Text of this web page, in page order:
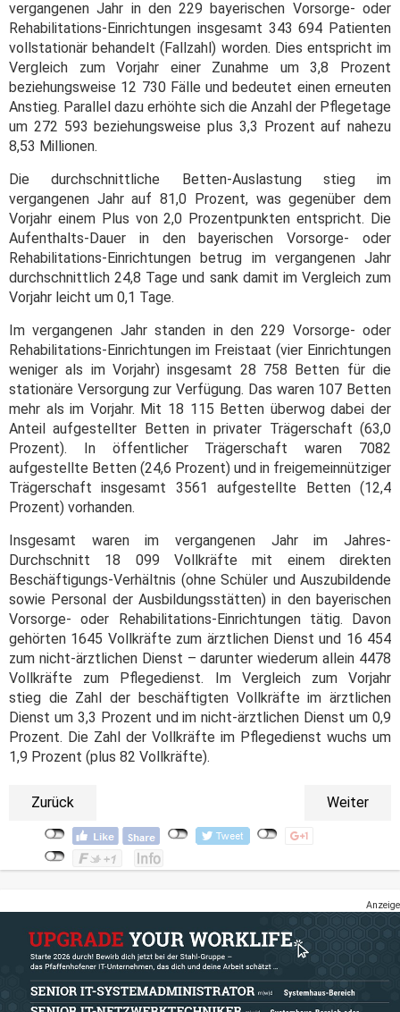
vergangenen Jahr in den 229 bayerischen Vorsorge- oder
Rehabilitations-Einrichtungen insgesamt 343 694 Patienten
vollstationär behandelt (Fallzahl) worden. Dies entspricht im
Vergleich zum Vorjahr einer Zunahme um 3,8 Prozent
beziehungsweise 12 730 Fälle und bedeutet einen erneuten
Anstieg. Parallel dazu erhöhte sich die Anzahl der Pflegetage
um 272 593 beziehungsweise plus 3,3 Prozent auf nahezu
8,53 Millionen.
Die durchschnittliche Betten-Auslastung stieg im
vergangenen Jahr auf 81,0 Prozent, was gegenüber dem
Vorjahr einem Plus von 2,0 Prozentpunkten entspricht. Die
Aufenthalts-Dauer in den bayerischen Vorsorge- oder
Rehabilitations-Einrichtungen betrug im vergangenen Jahr
durchschnittlich 24,8 Tage und sank damit im Vergleich zum
Vorjahr leicht um 0,1 Tage.
Im vergangenen Jahr standen in den 229 Vorsorge- oder
Rehabilitations-Einrichtungen im Freistaat (vier Einrichtungen
weniger als im Vorjahr) insgesamt 28 758 Betten für die
stationäre Versorgung zur Verfügung. Das waren 107 Betten
mehr als im Vorjahr. Mit 18 115 Betten überwog dabei der
Anteil aufgestellter Betten in privater Trägerschaft (63,0
Prozent). In öffentlicher Trägerschaft waren 7082
aufgestellte Betten (24,6 Prozent) und in freigemeinnütziger
Trägerschaft insgesamt 3561 aufgestellte Betten (12,4
Prozent) vorhanden.
Insgesamt waren im vergangenen Jahr im Jahres-
Durchschnitt 18 099 Vollkräfte mit einem direkten
Beschäftigungs-Verhältnis (ohne Schüler und Auszubildende
sowie Personal der Ausbildungsstätten) in den bayerischen
Vorsorge- oder Rehabilitations-Einrichtungen tätig. Davon
gehörten 1645 Vollkräfte zum ärztlichen Dienst und 16 454
zum nicht-ärztlichen Dienst – darunter wiederum allein 4478
Vollkräfte zum Pflegedienst. Im Vergleich zum Vorjahr
stieg die Zahl der beschäftigten Vollkräfte im ärztlichen
Dienst um 3,3 Prozent und im nicht-ärztlichen Dienst um 0,9
Prozent. Die Zahl der Vollkräfte im Pflegedienst wuchs um
1,9 Prozent (plus 82 Vollkräfte).
Zurück Weiter
Anzeige